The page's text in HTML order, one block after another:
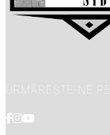
URMĂREȘTE-NE PE